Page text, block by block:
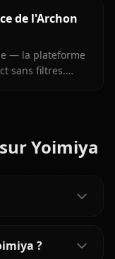
de l'Archon
— la plateforme
sans filtres.
Yoimiya
?